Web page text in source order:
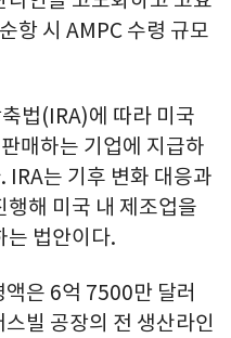
항 시 AMPC 수령 규모
법(IRA)에 따라 미국
매하는 기업에 지급하
IRA는 기후 변화 대응과
해 미국 내 제조업을
는 법안이다.
은 6억 7500만 달러
빌 공장의 전 생산라인